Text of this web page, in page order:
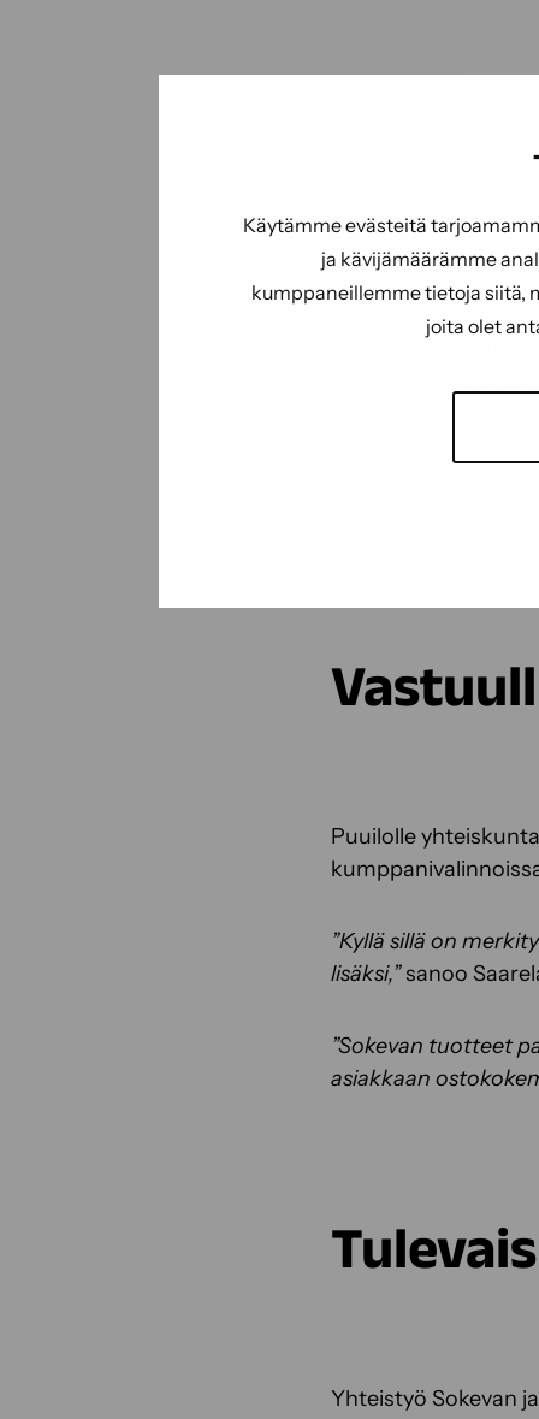
Käytämme evästeitä
ja kävijämäärämme
kumppaneillemme tietoja siitä,
joita olet
”Me tarvitsimme
Sokevan tuotteet
Laatu ja
Puuilolle
”Kyllä sillä on
lisäksi,”sanoo
”Sokevan tuotteet
asiakkaan
Yhteistyö Sokevan